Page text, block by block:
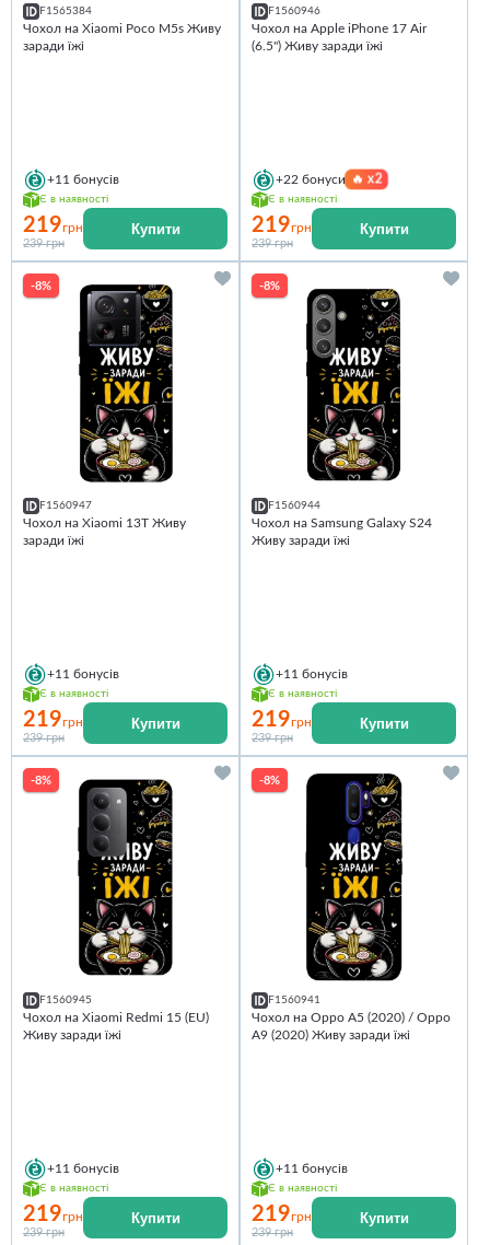
F1565384
Чохол на Xiaomi Poco M5s Живу
заради їжі
+11 бонусів
Є в наявності
219грн
239 грн
Купити
F1560946
Чохол на Apple iPhone 17 Air
(6.5") Живу заради їжі
+22 бонуси 🔥x2
Є в наявності
219грн
239 грн
Купити
-8%
F1560947
Чохол на Xiaomi 13T Живу
заради їжі
+11 бонусів
Є в наявності
219грн
239 грн
Купити
-8%
F1560944
Чохол на Samsung Galaxy S24
Живу заради їжі
+11 бонусів
Є в наявності
219грн
239 грн
Купити
-8%
F1560945
Чохол на Xiaomi Redmi 15 (EU)
Живу заради їжі
+11 бонусів
Є в наявності
219грн
239 грн
Купити
-8%
F1560941
Чохол на Oppo A5 (2020) / Oppo
A9 (2020) Живу заради їжі
+11 бонусів
Є в наявності
219грн
239 грн
Купити